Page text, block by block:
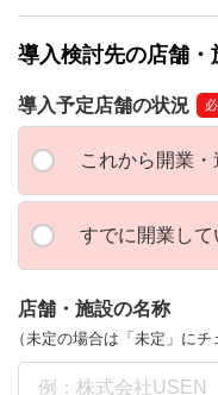
導入検討先の店舗
導入予定店舗の状況
これから開業
すでに開業して
店舗・施設の名称
（未定の場合は「未定」にチ